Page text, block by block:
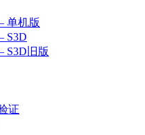
单机版
S3D
S3D旧版
证